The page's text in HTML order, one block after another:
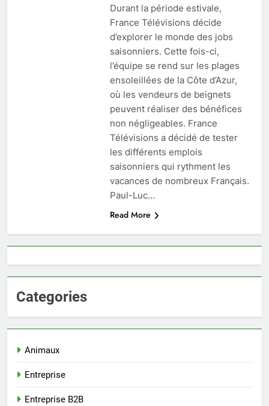
Durant la période estivale,
France Télévisions décide
d’explorer le monde des jobs
saisonniers. Cette fois-ci,
l’équipe se rend sur les plages
ensoleillées de la Côte d’Azur,
où les vendeurs de beignets
peuvent réaliser des bénéfices
non négligeables. France
Télévisions a décidé de tester
les différents emplois
saisonniers qui rythment les
vacances de nombreux Français.
Paul-Luc…
Read More
Categories
Animaux
Entreprise
Entreprise B2B